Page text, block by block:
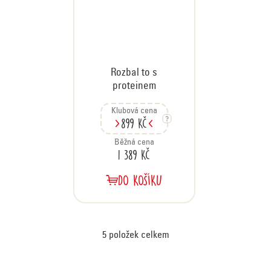
Rozbal to s
proteinem
Klubová cena
899 Kč
Běžná cena
1 389 Kč
DO KOŠÍKU
O
5položek celkem